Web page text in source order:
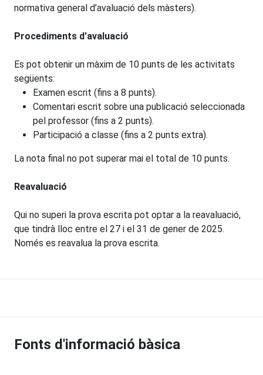
normativa general d’avaluació dels màsters).
Procediments d’avaluació
Es pot obtenir un màxim de 10 punts de les activitats
següents:
Examen escrit (fins a 8 punts).
Comentari escrit sobre una publicació seleccionada
pel professor (fins a 2 punts).
Participació a classe (fins a 2 punts extra).
La nota final no pot superar mai el total de 10 punts.
Reavaluació
Qui no superi la prova escrita pot optar a la reavaluació,
que tindrà lloc entre el 27 i el 31 de gener de 2025.
Només es reavalua la prova escrita.
Fonts d'informació bàsica